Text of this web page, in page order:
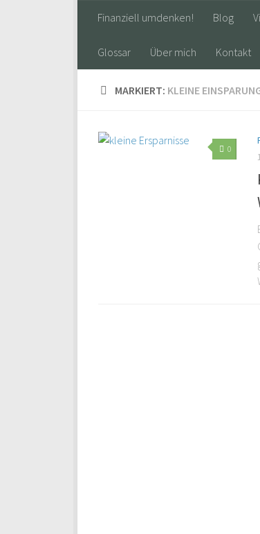
Finanziell umdenken! Blog
Glossar Über mich Kontakt
MARKIERT: KLEINE
0